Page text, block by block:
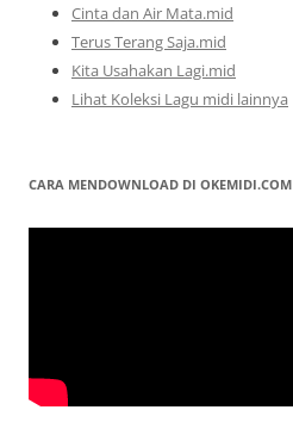
Cinta dan Air Mata.mid
Terus Terang Saja.mid
Kita Usahakan Lagi.mid
Lihat Koleksi Lagu midi lainnya
CARA MENDOWNLOAD DI OKEMIDI.COM